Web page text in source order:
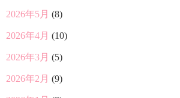
2026年5月 (8)
2026年4月 (10)
2026年3月 (5)
2026年2月 (9)